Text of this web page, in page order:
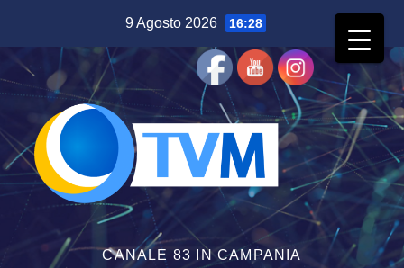
contenuto
9 Agosto 2026 16:28
CANALE 83 IN CAMPANIA